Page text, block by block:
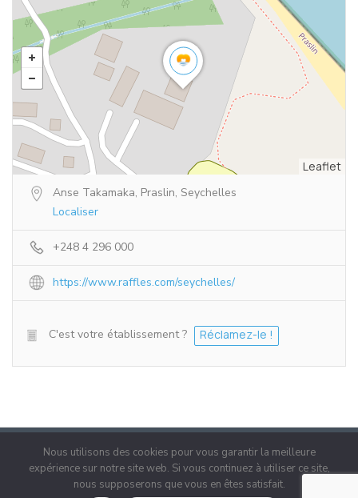
Leaflet
Anse Takamaka, Praslin, Seychelles
Localiser
+248 4 296 000
https://www.raffles.com/seychelles/
C'est votre établissement ? Réclamez-le !
Nous utilisons des cookies pour vous garantir la meilleure
expérience sur notre site web. Si vous continuez à utiliser ce site,
nous supposerons que vous en êtes satisfait.